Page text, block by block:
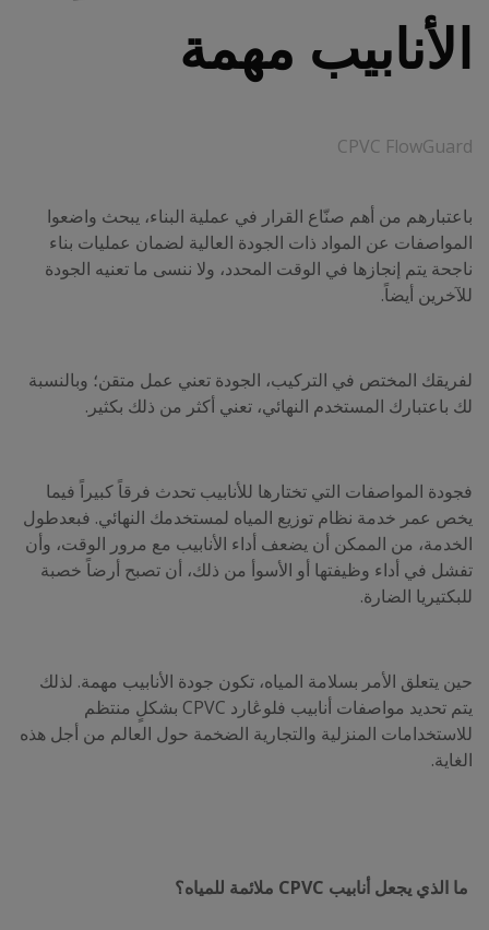
الأنابيب مهمة
CPVC FlowGuard
باعتبارهم من أهم صنّاع القرار في عملية البناء، يبحث واضعوا
المواصفات عن المواد ذات الجودة العالية لضمان عمليات بناء
ناجحة يتم إنجازها في الوقت المحدد، ولا ننسى ما تعنيه الجودة
للآخرين أيضاً.
لفريقك المختص في التركيب، الجودة تعني عمل متقن؛ وبالنسبة
لك باعتبارك المستخدم النهائي، تعني أكثر من ذلك بكثير.
فجودة المواصفات التي تختارها للأنابيب تحدث فرقاً كبيراً فيما
يخص عمر خدمة نظام توزيع المياه لمستخدمك النهائي. فبعدطول
الخدمة، من الممكن أن يضعف أداء الأنابيب مع مرور الوقت، وأن
تفشل في أداء وظيفتها أو الأسوأ من ذلك، أن تصبح أرضاً خصبة
للبكتيريا الضارة.
حين يتعلق الأمر بسلامة المياه، تكون جودة الأنابيب مهمة. لذلك
يتم تحديد مواصفات أنابيب فلوڠارد CPVC بشكلٍ منتظم
للاستخدامات المنزلية والتجارية الضخمة حول العالم من أجل هذه
الغاية.
ما الذي يجعل أنابيب CPVC ملائمة للمياه؟